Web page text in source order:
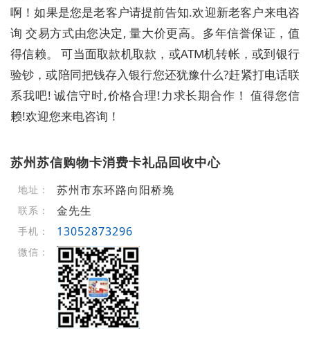
啊！如果是您是老客户请提前告知.欢迎新老客户来电咨
询 交易方式由您决定, 量大价更高。多年信誉保证，值
得信赖。 可当面取款机取款，或ATM机转帐，或到银行
验钞，或陪同把钱存入银行您还犹豫什么?赶紧打电话联
系我吧! 诚信守时,价格合理!力求长期合作！ 值得您信
赖!欢迎您来电咨询！
苏州苏信购物卡消费卡礼品回收中心
地址： 苏州市东环路向阳桥堍
联系： 金先生
手机： 13052873296
微信：